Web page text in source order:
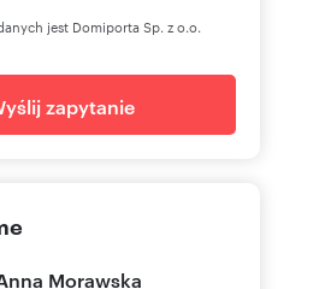
jest Domiporta Sp. z o.o.
zapytanie
Morawska